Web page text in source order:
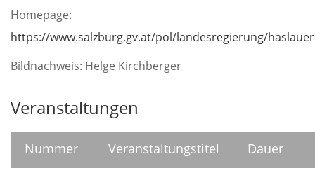
Homepage:
https://www.salzburg.gv.at/pol/landesregierung/haslauer
Bildnachweis: Helge Kirchberger
Veranstaltungen
Nummer Veranstaltungstitel Dauer